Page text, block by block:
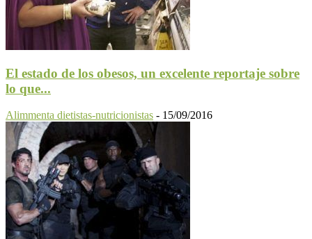
El estado de los obesos, un excelente reportaje sobre
lo que...
Alimmenta dietistas-nutricionistas - 15/09/2016